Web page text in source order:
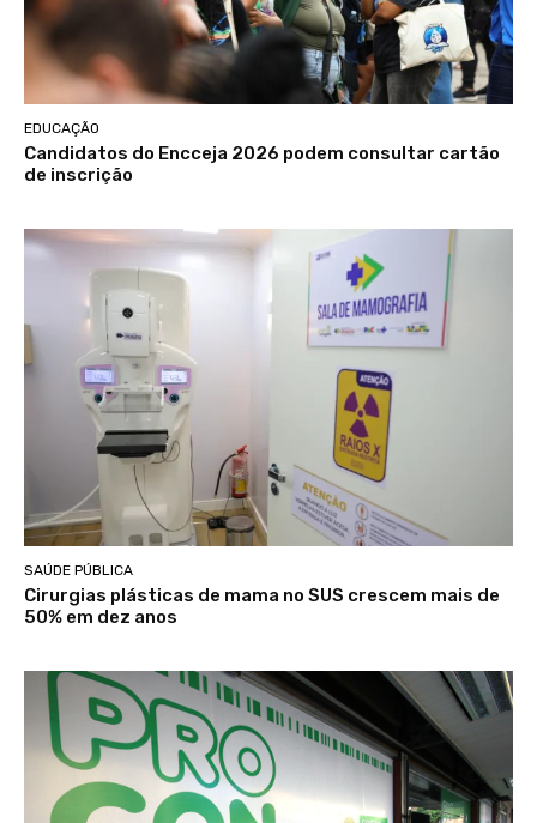
EDUCAÇÃO
Candidatos do Encceja 2026 podem consultar cartão
de inscrição
SAÚDE PÚBLICA
Cirurgias plásticas de mama no SUS crescem mais de
50% em dez anos